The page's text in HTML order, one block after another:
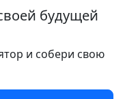
будущей
и собери свою